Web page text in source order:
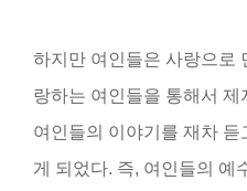
하지만 여인들은 사랑으로
랑하는 여인들을 통해서 제
여인들의 이야기를 재차
게 되었다. 즉, 여인들의 예